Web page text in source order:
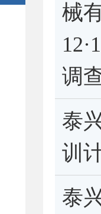
械
调
泰
训
泰